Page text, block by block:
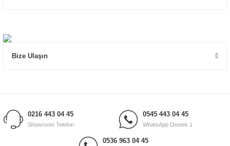
Bize Ulaşın
0216 443 04 45
Showroom Telefon
0545 443 04 45
WhatsApp Destek 1
0536 963 04 45